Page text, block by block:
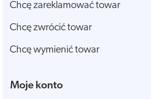
Chcę zareklamować towar
Chcę zwrócić towar
Chcę wymienić towar
Moje konto